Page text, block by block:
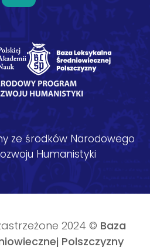
ze środków Narodowego
Humanistyki
2024 © Baza
Polszczyzny